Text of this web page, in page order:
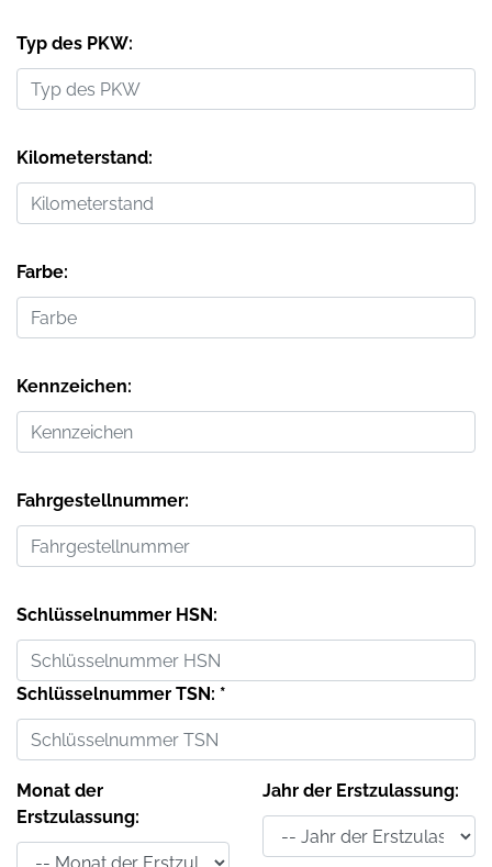
Typ des PKW:
Kilometerstand:
Farbe:
Kennzeichen:
Fahrgestellnummer:
Schlüsselnummer HSN:
Schlüsselnummer TSN: *
Monat der
Erstzulassung:
Jahr der Erstzulassung: